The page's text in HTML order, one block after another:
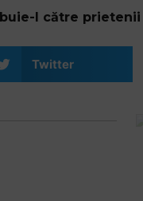
l către prietenii
Twitter